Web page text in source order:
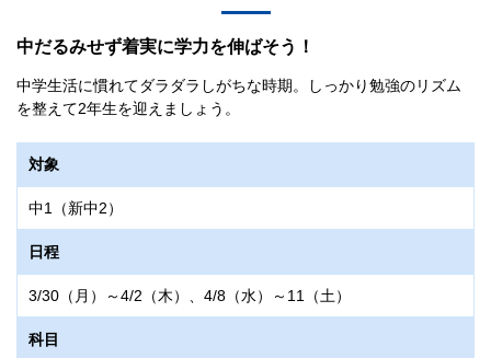
中だるみせず着実に学力を伸ばそう！
中学生活に慣れてダラダラしがちな時期。しっかり勉強のリズム
を整えて2年生を迎えましょう。
対象
中1（新中2）
日程
3/30（月）～4/2（木）、4/8（水）～11（土）
科目